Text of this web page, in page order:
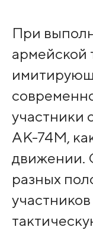
При
армейской
участники
АК-74М,
движении.
разных